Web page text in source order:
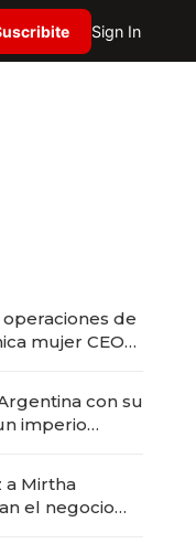
Sign In
de
mujer CEO
con su
imperio
a Mirtha
el negocio